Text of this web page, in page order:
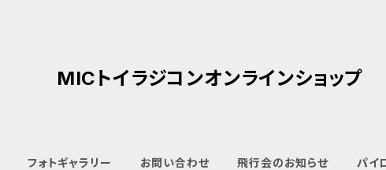
MICトイラジコンオンラインショップ
フォトギャラリー お問い合わせ 飛行会のお知らせ パイ